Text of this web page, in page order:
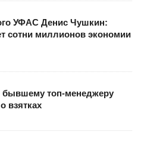
УФАС Денис Чушкин:
сотни миллионов экономии
бывшему топ-менеджеру
взятках